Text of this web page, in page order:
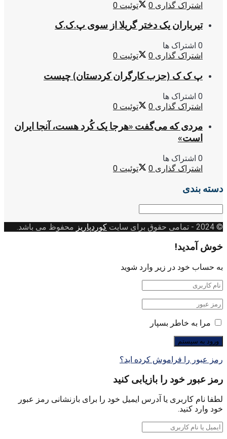
اشتراک گذاری 0 توئیت 0
تیرباران یک دختر گریلا از سوی پ.ک.ک
0 اشتراک ها
اشتراک گذاری 0 توئیت 0
پ ک ک (حزب کارگران کردستان) چیست
0 اشتراک ها
اشتراک گذاری 0 توئیت 0
مردی که می‌گفت «هرجا یک کُرد هست، آنجا ایران
است»
0 اشتراک ها
اشتراک گذاری 0 توئیت 0
دسته بندی
© 2024
- تمامی حقوق برای سایت کوردپاریز محفوظ می باشد.
خوش آمدید!
به حساب خود در زیر وارد شوید
مرا به خاطر بسپار
رمز عبور را فراموش کرده اید؟
رمز عبور خود را بازیابی کنید
لطفا نام کاربری یا آدرس ایمیل خود را برای بازنشانی رمز عبور
خود وارد کنید.